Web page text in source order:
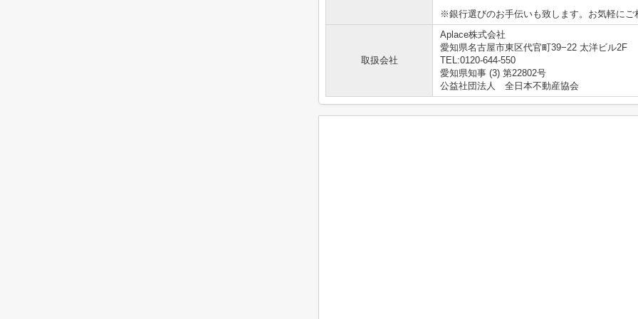
※銀行選びのお手伝いも致します。お気軽にご
取扱会社
Aplace株式会社
愛知県名古屋市東区代官町39−22 太洋ビル2F
TEL:0120-644-550
愛知県知事 (3) 第22802号
公益社団法人 全日本不動産協会